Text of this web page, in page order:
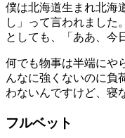
僕は北海道生まれ北海
し」って言われました
としても、「ああ、今
何でも物事は半端にや
んなに強くないのに負
わないんですけど、寝
フルベット